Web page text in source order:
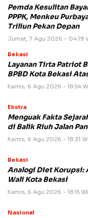
Pemda Kesulitan
PPPK, Menkeu
Triliun Pekan Depan
Jumat, 7 Agu 2026 - 04:19
Bekasi
Layanan Tirta Patriot
BPBD Kota Bekasi
Kamis, 6 Agu 2026 - 18:54
Ekstra
Menguak Fakta
di Balik Riuh Jalan
Kamis, 6 Agu 2026 - 18:31
Bekasi
Analogi Diet Korupsi:
Wali Kota Bekasi
Kamis, 6 Agu 2026 - 18:15
Nasional